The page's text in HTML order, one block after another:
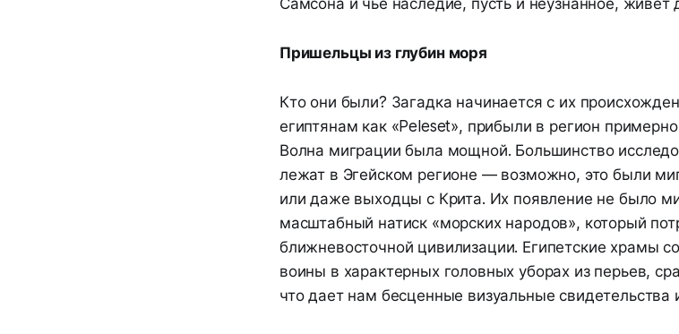
Пришельцы из глубин моря
Кто они были? Загадка начинается с их
египтянам как «Peleset», прибыли в регион
Волна миграции была мощной. Большинство
лежат в Эгейском регионе — возможно, это были
или даже выходцы с Крита. Их появление не было
масштабный натиск «морских народов», который
ближневосточной цивилизации. Египетские храмы
воины в характерных головных уборах из перьев,
что дает нам бесценные визуальные свидетельства